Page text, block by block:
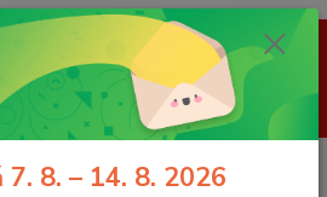
7. 8. – 14. 8. 2026 čerpáme dovolenou. V
žádné zásilky. Pokud však v tomto
hodnotě 1 000 Kč vč. DPH, získáte
Kč pro Vašeho papouška! Děkujeme za
a přejeme krásné léto!
CZK
8. – 14. 8. 2026